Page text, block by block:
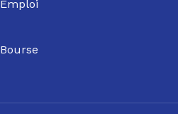
Emploi
Bourse